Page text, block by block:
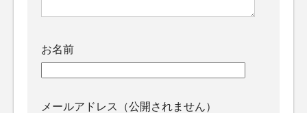
お名前
メールアドレス（公開されません）